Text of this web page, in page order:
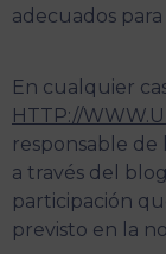
adecuados
En cualquier
HTTP://
responsable de
a través del
participación
previsto en la